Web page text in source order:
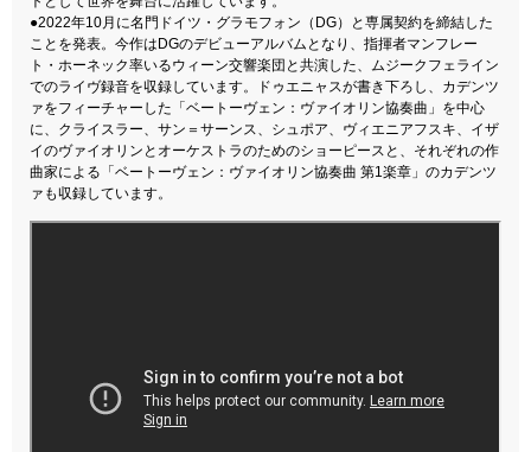
●2022年10月に名門ドイツ・グラモフォン（DG）と専属契約を締結した
ことを発表。今作はDGのデビューアルバムとなり、指揮者マンフレー
ト・ホーネック率いるウィーン交響楽団と共演した、ムジークフェライン
でのライヴ録音を収録しています。ドゥエニャスが書き下ろし、カデンツ
ァをフィーチャーした「ベートーヴェン：ヴァイオリン協奏曲」を中心
に、クライスラー、サン＝サーンス、シュポア、ヴィエニアフスキ、イザ
イのヴァイオリンとオーケストラのためのショーピースと、それぞれの作
曲家による「ベートーヴェン：ヴァイオリン協奏曲 第1楽章」のカデンツ
ァも収録しています。